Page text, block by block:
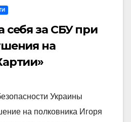
за СБУ при
на
Украины
на полковника Игоря